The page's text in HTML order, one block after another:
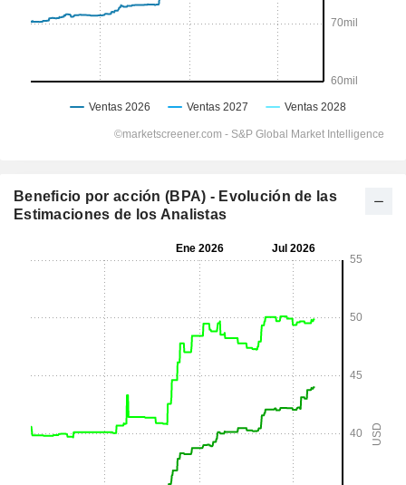
Beneficio por acción (BPA) - Evolución de las
Estimaciones de los Analistas